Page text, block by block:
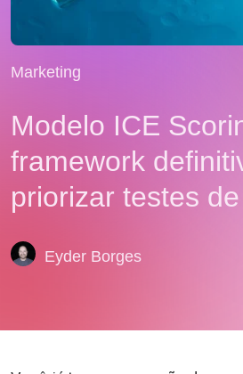
Marketing
Modelo ICE
framework
priorizar testes
Eyder Borges